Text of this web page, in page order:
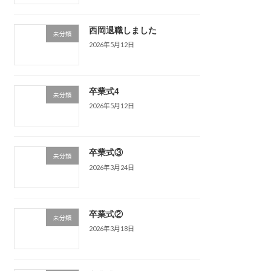
未分類 西岡退職しました
2026年5月12日
未分類 卒業式4
2026年5月12日
未分類 卒業式③
2026年3月24日
未分類 卒業式②
2026年3月18日